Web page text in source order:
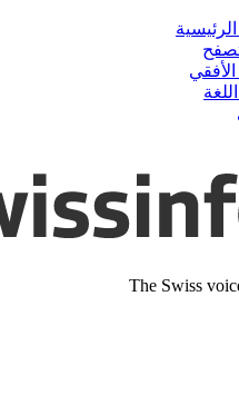
الأفقي
The Swiss